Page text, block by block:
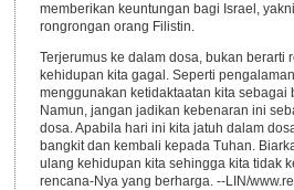
memberikan keuntungan bagi Israel,
rongrongan orang Filistin.
Terjerumus ke dalam dosa, bukan berarti
kehidupan kita gagal. Seperti
menggunakan ketidaktaatan kita sebagai
Namun, jangan jadikan kebenaran ini
dosa. Apabila hari ini kita jatuh dalam
bangkit dan kembali kepada Tuhan.
ulang kehidupan kita sehingga kita tidak
rencana-Nya yang berharga. --LIN/